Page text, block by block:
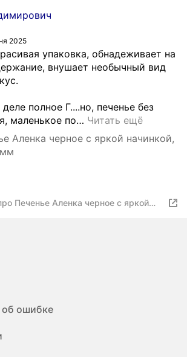
2025
упаковка, обнадеживает на
внушает необычный вид
деле полное Г....но, печенье без
маленькое по… Читать ещё
Аленка черное с яркой начинкой,
Печенье Аленка черное с яркой
ошибке